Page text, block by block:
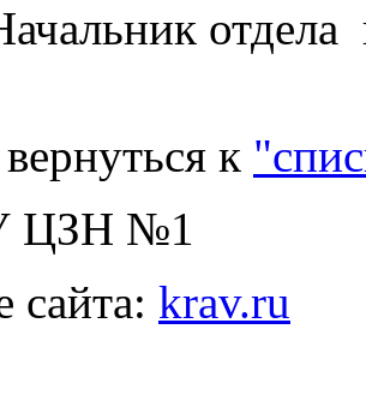
вернуться к
ЦЗН №1
сайта: krav.ru